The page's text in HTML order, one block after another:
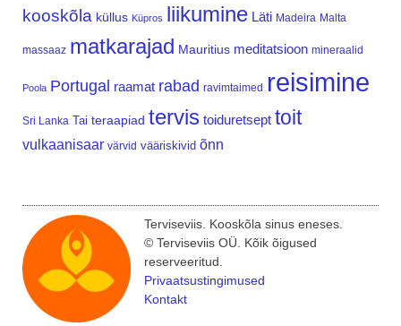
kooskõla küllus Küpros liikumine Läti Madeira Malta
massaaz matkarajad Mauritius meditatsioon mineraalid
Poola Portugal raamat rabad ravimtaimed reisimine
Sri Lanka Tai teraapiad tervis toiduretsept toit
vulkaanisaar värvid vääriskivid õnn
Terviseviis. Kooskõla sinus eneses.
© Terviseviis OÜ. Kõik õigused
reserveeritud.
Privaatsustingimused
Kontakt